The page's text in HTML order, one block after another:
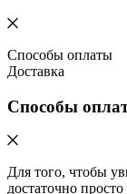
Способы оплаты
Доставка
Способы
Для того, чтобы
достаточно